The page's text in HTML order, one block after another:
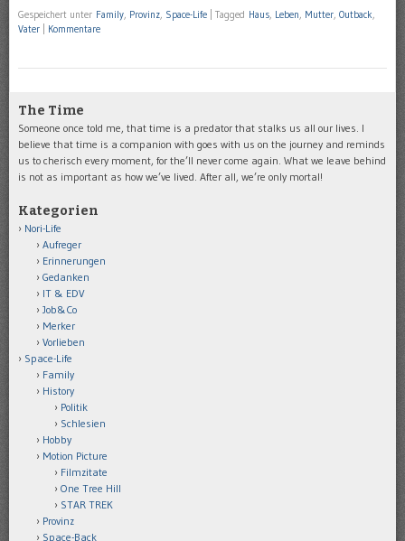
Gespeichert unter Family Provinz Space-Life Tagged Haus Leben Mutter Outback
Vater
Kommentare
The Time
Someone once told me, that time is a predator that stalks us all our lives. I
believe that time is a companion with goes with us on the journey and reminds
us to cherisch every moment, for the’ll never come again. What we leave behind
is not as important as how we’ve lived. After all, we’re only mortal!
Kategorien
Nori-Life
Aufreger
Erinnerungen
Gedanken
IT & EDV
Job&Co
Merker
Vorlieben
Space-Life
Family
History
Politik
Schlesien
Hobby
Motion Picture
Filmzitate
One Tree Hill
STAR TREK
Provinz
Space-Back